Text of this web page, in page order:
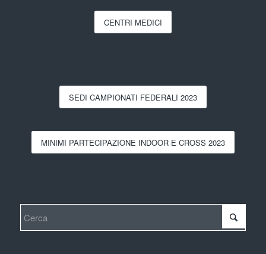
CENTRI MEDICI
SEDI CAMPIONATI FEDERALI 2023
MINIMI PARTECIPAZIONE INDOOR E CROSS 2023